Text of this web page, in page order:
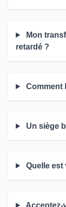
Mon
retardé ?
Comment
Un siège
Quelle
Acceptez-